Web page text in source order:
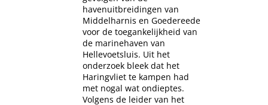
havenuitbreidingen van
Middelharnis en Goedereede
voor de toegankelijkheid van
de marinehaven van
Hellevoetsluis. Uit het
onderzoek bleek dat het
Haringvliet te kampen had
met nogal wat ondieptes.
Volgens de leider van het